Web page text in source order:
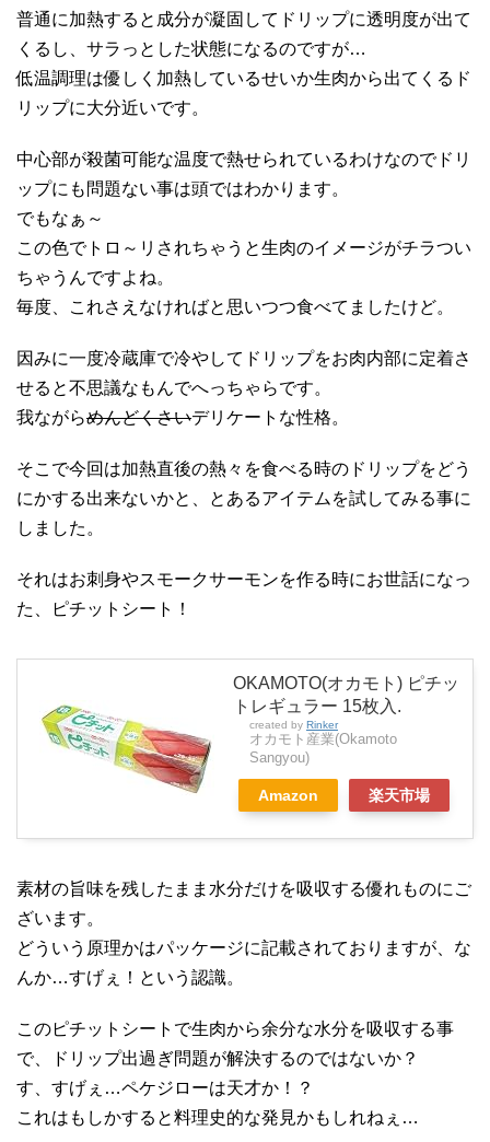
普通に加熱すると成分が凝固してドリップに透明度が出て
くるし、サラっとした状態になるのですが…
低温調理は優しく加熱しているせいか生肉から出てくるド
リップに大分近いです。
中心部が殺菌可能な温度で熱せられているわけなのでドリ
ップにも問題ない事は頭ではわかります。
でもなぁ～
この色でトロ～リされちゃうと生肉のイメージがチラつい
ちゃうんですよね。
毎度、これさえなければと思いつつ食べてましたけど。
因みに一度冷蔵庫で冷やしてドリップをお肉内部に定着さ
せると不思議なもんでへっちゃらです。
我ながらめんどくさいデリケートな性格。
そこで今回は加熱直後の熱々を食べる時のドリップをどう
にかする出来ないかと、とあるアイテムを試してみる事に
しました。
それはお刺身やスモークサーモンを作る時にお世話になっ
た、ピチットシート！
OKAMOTO(オカモト) ピチッ
トレギュラー 15枚入.
created by Rinker
オカモト産業(Okamoto
Sangyou)
Amazon 楽天市場
素材の旨味を残したまま水分だけを吸収する優れものにご
ざいます。
どういう原理かはパッケージに記載されておりますが、な
んか…すげぇ！という認識。
このピチットシートで生肉から余分な水分を吸収する事
で、ドリップ出過ぎ問題が解決するのではないか？
す、すげぇ…ペケジローは天才か！？
これはもしかすると料理史的な発見かもしれねぇ…